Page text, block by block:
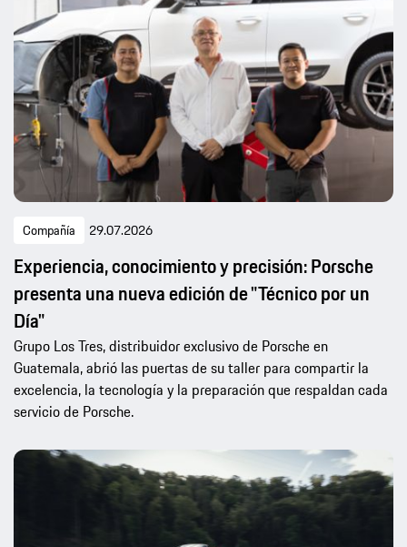
Compañía 29.07.2026
Experiencia, conocimiento y precisión: Porsche
presenta una nueva edición de "Técnico por un
Día"
Grupo Los Tres, distribuidor exclusivo de Porsche en
Guatemala, abrió las puertas de su taller para compartir la
excelencia, la tecnología y la preparación que respaldan cada
servicio de Porsche.